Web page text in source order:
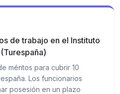
de trabajo en el Instituto
méritos para cubrir 10
Los funcionarios
posesión en un plazo